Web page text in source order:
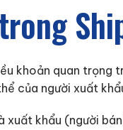
khoản quan trọng
của người xuất
xuất khẩu (người